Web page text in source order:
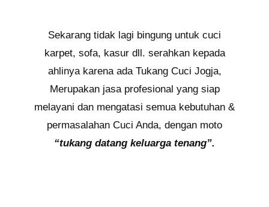
Sekarang tidak lagi bingung untuk cuci
karpet, sofa, kasur dll. serahkan kepada
ahlinya karena ada Tukang Cuci Jogja,
Merupakan jasa profesional yang siap
melayani dan mengatasi semua kebutuhan &
permasalahan Cuci Anda, dengan moto
“tukang datang keluarga tenang”.